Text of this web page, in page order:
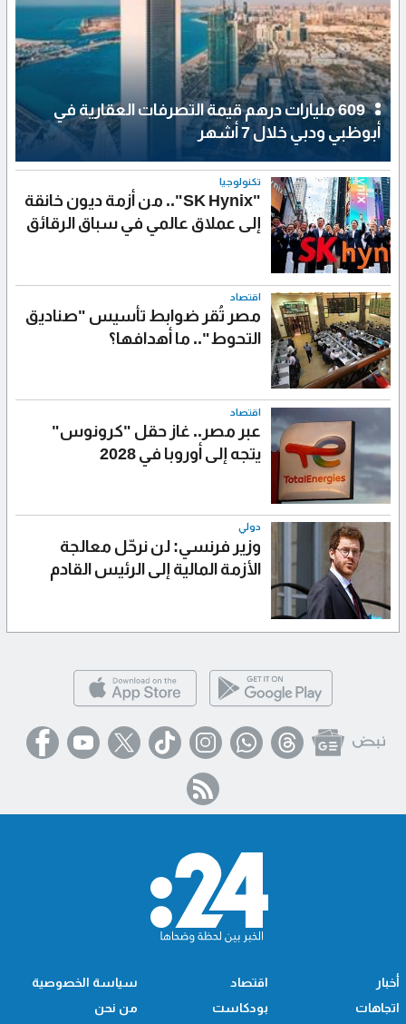
609 مليارات درهم قيمة التصرفات العقارية في
أبوظبي ودبي خلال 7 أشهر
تكنولوجيا
"SK Hynix".. من أزمة ديون خانقة
إلى عملاق عالمي في سباق الرقائق
اقتصاد
مصر تُقر ضوابط تأسيس "صناديق
التحوط".. ما أهدافها؟
اقتصاد
عبر مصر.. غاز حقل "كرونوس"
يتجه إلى أوروبا في 2028
دولي
وزير فرنسي: لن نرحّل معالجة
الأزمة المالية إلى الرئيس القادم
أخبار
اتجاهات
اقتصاد
بودكاست
سياسة الخصوصية
من نحن